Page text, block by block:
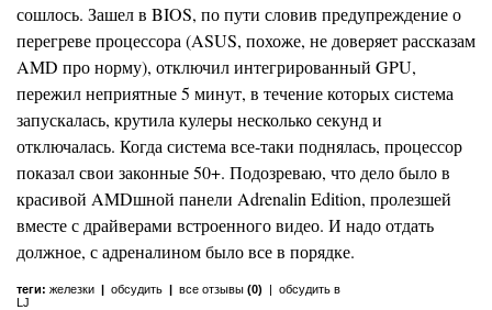
сошлось. Зашел в BIOS, по пути словив предупреждение о
перегреве процессора (ASUS, похоже, не доверяет рассказам
AMD про норму), отключил интегрированный GPU,
пережил неприятные 5 минут, в течение которых система
запускалась, крутила кулеры несколько секунд и
отключалась. Когда система все-таки поднялась, процессор
показал свои законные 50+. Подозреваю, что дело было в
красивой AMDшной панели Adrenalin Edition, пролезшей
вместе с драйверами встроенного видео. И надо отдать
должное, с адреналином было все в порядке.
теги: железки | обсудить | все отзывы (0) | обсудить в
LJ